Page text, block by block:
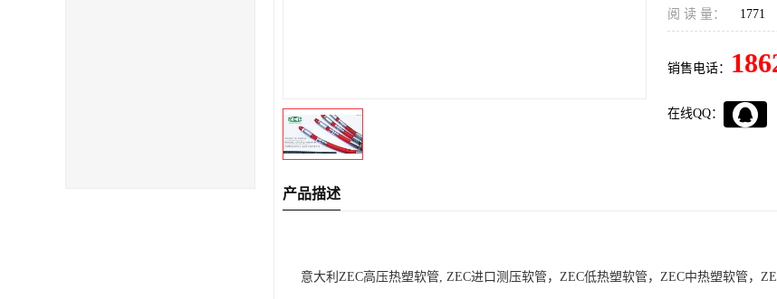
阅 读 量： 1771
销售电话：
在线QQ：
产品描述
意大利ZEC高压热塑软管, ZEC进口测压软管，ZEC低热塑软管，ZEC中热塑软管，